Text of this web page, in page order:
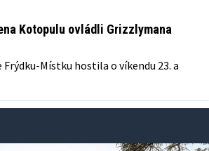
Kotopulu ovládli Grizzlymana
Frýdku-Místku hostila o víkendu 23. a